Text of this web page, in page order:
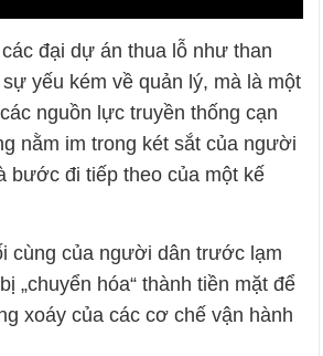
đại dự án thua lỗ như than
yếu kém về quản lý, mà là một
nguồn lực truyền thống cạn
nằm im trong két sắt của người
bước đi tiếp theo của một kế
cùng của người dân trước lạm
„chuyển hóa“ thành tiền mặt để
xoáy của các cơ chế vận hành